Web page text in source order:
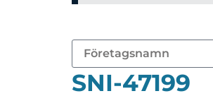
SNI-47199